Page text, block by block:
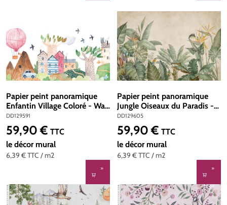
Papier peint panoramique
Enfantin Village Coloré - Wall
Love d'A.S. Création | Réf.
DD129591
DD129591
6,39 €TTC / m2
Prix régulier :
59,90 € TTC
le décor mural
Papier peint panoramique
Jungle Oiseaux du Paradis -
Wall Love d'A.S. Création |
Réf. DD129605
DD129605
6,39 €TTC / m2
Prix régulier :
59,90 € TTC
le décor mural